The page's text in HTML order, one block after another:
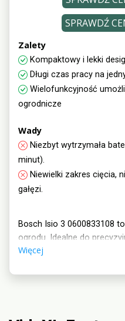
Zalety
Kompaktowy i lekki
Długi czas pracy na
Wielofunkcyjność
ogrodnicze
Wady
Niezbyt wytrzymała
minut).
Niewielki zakres cięcia,
gałęzi.
Bosch Isio 3 0600833108
ogrodu. Idealne do
trawników. Wymienny
Więcej
SPRAWDŹ